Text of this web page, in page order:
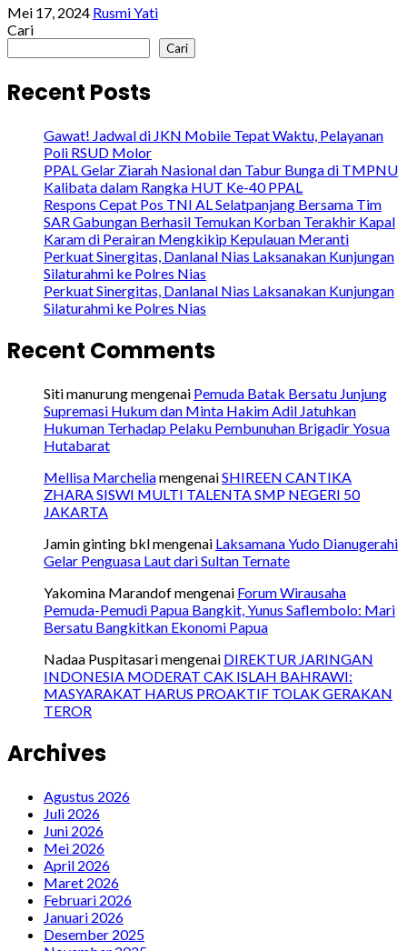
Mei 17, 2024 Rusmi Yati
Cari
Cari
Recent Posts
Gawat! Jadwal di JKN Mobile Tepat Waktu, Pelayanan
Poli RSUD Molor
PPAL Gelar Ziarah Nasional dan Tabur Bunga di TMPNU
Kalibata dalam Rangka HUT Ke-40 PPAL
Respons Cepat Pos TNI AL Selatpanjang Bersama Tim
SAR Gabungan Berhasil Temukan Korban Terakhir Kapal
Karam di Perairan Mengkikip Kepulauan Meranti
Perkuat Sinergitas, Danlanal Nias Laksanakan Kunjungan
Silaturahmi ke Polres Nias
Perkuat Sinergitas, Danlanal Nias Laksanakan Kunjungan
Silaturahmi ke Polres Nias
Recent Comments
Siti manurungmengenai Pemuda Batak Bersatu Junjung
Supremasi Hukum dan Minta Hakim Adil Jatuhkan
Hukuman Terhadap Pelaku Pembunuhan Brigadir Yosua
Hutabarat
Mellisa MarcheliamengenaiSHIREEN CANTIKA
ZHARA SISWI MULTI TALENTA SMP NEGERI 50
JAKARTA
Jamin ginting bklmengenai Laksamana Yudo Dianugerahi
Gelar Penguasa Laut dari Sultan Ternate
Yakomina Marandofmengenai Forum Wirausaha
Pemuda-Pemudi Papua Bangkit, Yunus Saflembolo: Mari
Bersatu Bangkitkan Ekonomi Papua
Nadaa Puspitasarimengenai DIREKTUR JARINGAN
INDONESIA MODERAT CAK ISLAH BAHRAWI:
MASYARAKAT HARUS PROAKTIF TOLAK GERAKAN
TEROR
Archives
Agustus 2026
Juli 2026
Juni 2026
Mei 2026
April 2026
Maret 2026
Februari 2026
Januari 2026
Desember 2025